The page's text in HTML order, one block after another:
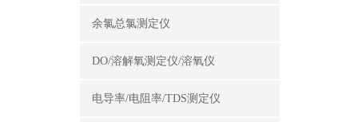
余氯总氯测定仪
DO/溶解氧测定仪/溶氧仪
电导率/电阻率/TDS测定仪